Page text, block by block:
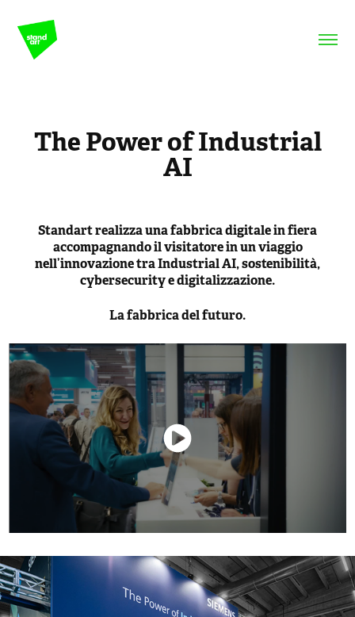
The Power of Industrial
AI
Standart realizza una fabbrica digitale in fiera
accompagnando il visitatore in un viaggio
nell’innovazione tra Industrial AI, sostenibilità,
cybersecurity e digitalizzazione.
La fabbrica del futuro.